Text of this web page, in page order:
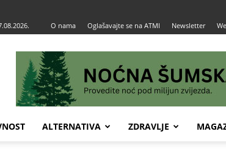
O nama Oglašavajte se na ATMI Newsletter
ALTERNATIVA ZDRAVLJE